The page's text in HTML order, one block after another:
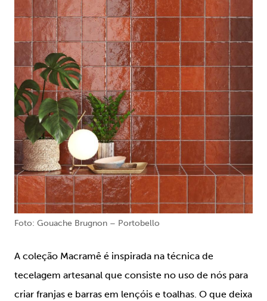
Foto: Gouache Brugnon – Portobello
A coleção Macramê é inspirada na técnica de
tecelagem artesanal que consiste no uso de nós para
criar franjas e barras em lençóis e toalhas. O que deixa